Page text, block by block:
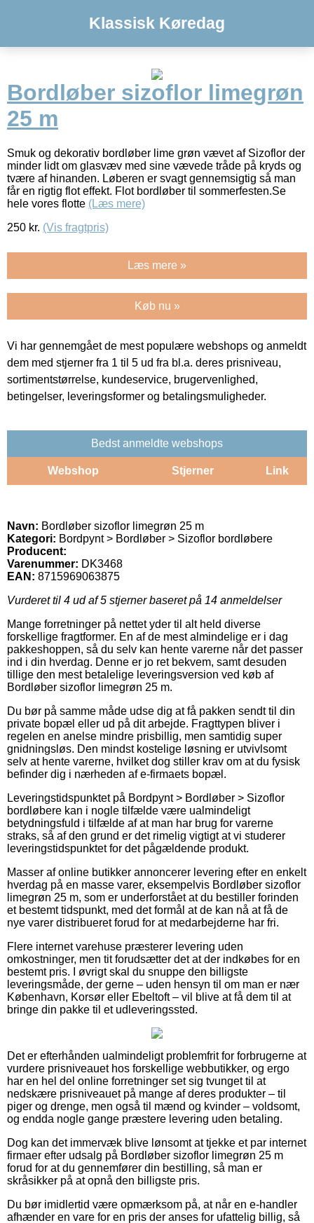
Klassisk Køredag
Bordløber sizoflor limegrøn
25 m
Smuk og dekorativ bordløber lime grøn vævet af Sizoflor der
minder lidt om glasvæv med sine vævede tråde på kryds og
tvære af hinanden. Løberen er svagt gennemsigtig så man
får en rigtig flot effekt. Flot bordløber til sommerfesten.Se
hele vores flotte (Læs mere)
250 kr. (Vis fragtpris)
Læs mere »
Køb nu »
Vi har gennemgået de mest populære webshops og anmeldt
dem med stjerner fra 1 til 5 ud fra bl.a. deres prisniveau,
sortimentstørrelse, kundeservice, brugervenlighed,
betingelser, leveringsformer og betalingsmuligheder.
Bedst anmeldte webshops
Webshop Stjerner Link
Navn: Bordløber sizoflor limegrøn 25 m
Kategori: Bordpynt > Bordløber > Sizoflor bordløbere
Producent:
Varenummer: DK3468
EAN: 8715969063875
Vurderet til 4 ud af 5 stjerner baseret på 14 anmeldelser
Mange forretninger på nettet yder til alt held diverse
forskellige fragtformer. En af de mest almindelige er i dag
pakkeshoppen, så du selv kan hente varerne når det passer
ind i din hverdag. Denne er jo ret bekvem, samt desuden
tillige den mest betalelige leveringsversion ved køb af
Bordløber sizoflor limegrøn 25 m.
Du bør på samme måde udse dig at få pakken sendt til din
private bopæl eller ud på dit arbejde. Fragttypen bliver i
regelen en anelse mindre prisbillig, men samtidig super
gnidningsløs. Den mindst kostelige løsning er utvivlsomt
selv at hente varerne, hvilket dog stiller krav om at du fysisk
befinder dig i nærheden af e-firmaets bopæl.
Leveringstidspunktet på Bordpynt > Bordløber > Sizoflor
bordløbere kan i nogle tilfælde være ualmindeligt
betydningsfuld i tilfælde af at man har brug for varerne
straks, så af den grund er det rimelig vigtigt at vi studerer
leveringstidspunktet for det pågældende produkt.
Masser af online butikker annoncerer levering efter en enkelt
hverdag på en masse varer, eksempelvis Bordløber sizoflor
limegrøn 25 m, som er underforstået at du bestiller forinden
et bestemt tidspunkt, med det formål at de kan nå at få de
nye varer distribueret forud for at medarbejderne har fri.
Flere internet varehuse præsterer levering uden
omkostninger, men tit forudsætter det at der indkøbes for en
bestemt pris. I øvrigt skal du snuppe den billigste
leveringsmåde, der gerne – uden hensyn til om man er nær
København, Korsør eller Ebeltoft – vil blive at få dem til at
bringe din pakke til et udleveringssted.
Det er efterhånden ualmindeligt problemfrit for forbrugerne at
vurdere prisniveauet hos forskellige webbutikker, og ergo
har en hel del online forretninger set sig tvunget til at
nedskære prisniveauet på mange af deres produkter – til
piger og drenge, men også til mænd og kvinder – voldsomt,
og endda nogle gange præstere levering uden betaling.
Dog kan det immervæk blive lønsomt at tjekke et par internet
firmaer efter udsalg på Bordløber sizoflor limegrøn 25 m
forud for at du gennemfører din bestilling, så man er
skråsikker på at opnå den billigste pris.
Du bør imidlertid være opmærksom på, at når en e-handler
afhænder en vare for en pris der anses for ufattelig billig, så